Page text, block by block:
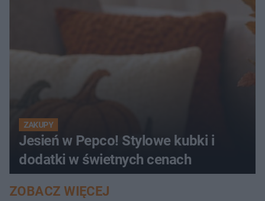
ZAKUPY
Jesień w Pepco! Stylowe kubki i
dodatki w świetnych cenach
ZOBACZ WIĘCEJ